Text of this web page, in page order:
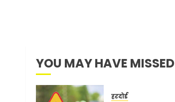
YOU MAY HAVE MISSED
हरदोई